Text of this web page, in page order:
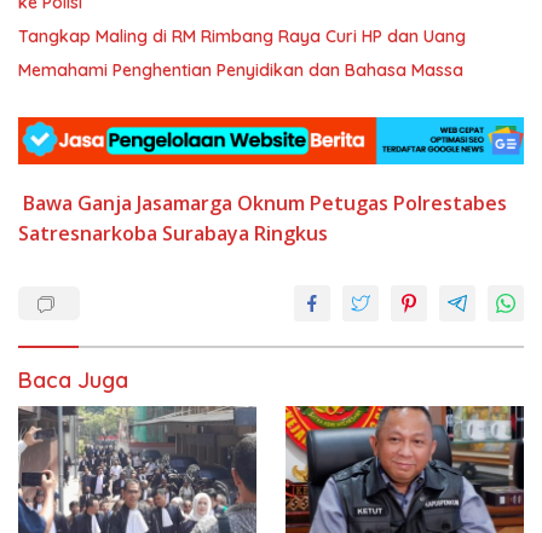
Tangkap Maling di RM Rimbang Raya Curi HP dan Uang
Memahami Penghentian Penyidikan dan Bahasa Massa
Bawa Ganja Jasamarga Oknum Petugas Polrestabes
Satresnarkoba Surabaya Ringkus
Baca Juga